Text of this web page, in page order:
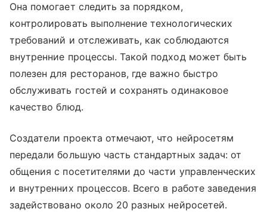
Она помогает следить за порядком,
контролировать выполнение технологических
требований и отслеживать, как соблюдаются
внутренние процессы. Такой подход может быть
полезен для ресторанов, где важно быстро
обслуживать гостей и сохранять одинаковое
качество блюд.
Создатели проекта отмечают, что нейросетям
передали большую часть стандартных задач: от
общения с посетителями до части управленческих
и внутренних процессов. Всего в работе заведения
задействовано около 20 разных нейросетей.